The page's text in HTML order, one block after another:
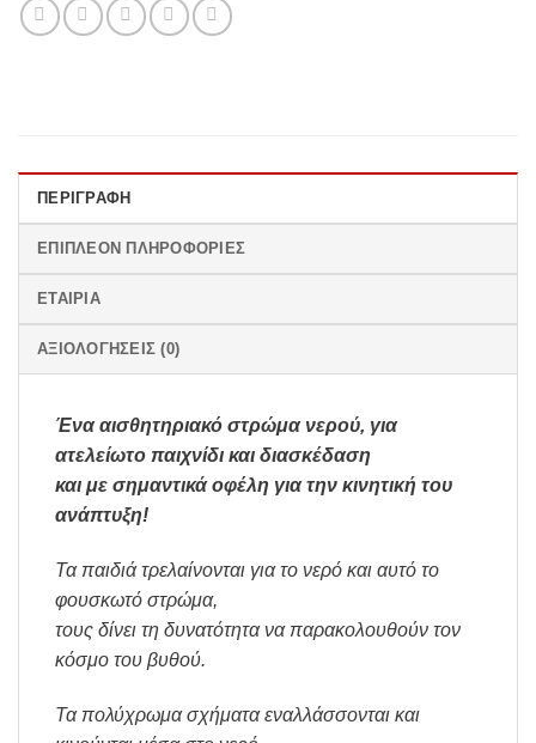
ΠΕΡΙΓΡΑΦΉ
ΕΠΙΠΛΈΟΝ ΠΛΗΡΟΦΟΡΊΕΣ
ΕΤΑΙΡΊΑ
ΑΞΙΟΛΟΓΉΣΕΙΣ (0)
Ένα αισθητηριακό στρώμα νερού, για
ατελείωτο παιχνίδι και διασκέδαση
και με σημαντικά οφέλη για την κινητική του
ανάπτυξη!
Τα παιδιά τρελαίνονται για το νερό και αυτό το
φουσκωτό στρώμα,
τους δίνει τη δυνατότητα να παρακολουθούν τον
κόσμο του βυθού.
Τα πολύχρωμα σχήματα εναλλάσσονται και